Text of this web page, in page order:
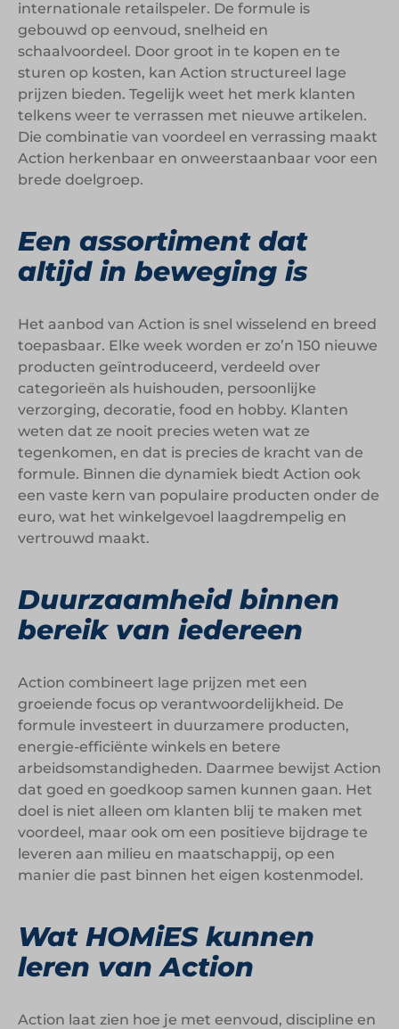
internationale retailspeler. De formule is
gebouwd op eenvoud, snelheid en
schaalvoordeel. Door groot in te kopen en te
sturen op kosten, kan Action structureel lage
prijzen bieden. Tegelijk weet het merk klanten
telkens weer te verrassen met nieuwe artikelen.
Die combinatie van voordeel en verrassing maakt
Action herkenbaar en onweerstaanbaar voor een
brede doelgroep.
Een assortiment dat
altijd in beweging is
Het aanbod van Action is snel wisselend en breed
toepasbaar. Elke week worden er zo’n 150 nieuwe
producten geïntroduceerd, verdeeld over
categorieën als huishouden, persoonlijke
verzorging, decoratie, food en hobby. Klanten
weten dat ze nooit precies weten wat ze
tegenkomen, en dat is precies de kracht van de
formule. Binnen die dynamiek biedt Action ook
een vaste kern van populaire producten onder de
euro, wat het winkelgevoel laagdrempelig en
vertrouwd maakt.
Duurzaamheid binnen
bereik van iedereen
Action combineert lage prijzen met een
groeiende focus op verantwoordelijkheid. De
formule investeert in duurzamere producten,
energie-efficiënte winkels en betere
arbeidsomstandigheden. Daarmee bewijst Action
dat goed en goedkoop samen kunnen gaan. Het
doel is niet alleen om klanten blij te maken met
voordeel, maar ook om een positieve bijdrage te
leveren aan milieu en maatschappij, op een
manier die past binnen het eigen kostenmodel.
Wat HOMiES kunnen
leren van Action
Action laat zien hoe je met eenvoud, discipline en